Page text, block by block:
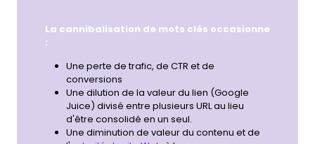
La cannibalisation de mots clés occasionne
:
Une perte de trafic, de CTR et de
conversions
Une dilution de la valeur du lien (Google
Juice) divisé entre plusieurs URL au lieu
d'être consolidé en un seul.
Une diminution de valeur du contenu et de